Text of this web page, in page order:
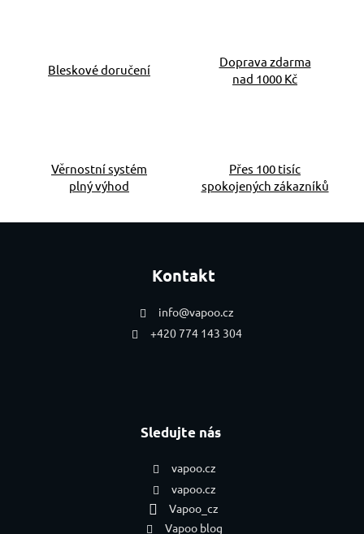
Bleskové doručení
Doprava zdarma
nad 1000 Kč
Věrnostní systém
plný výhod
Přes 100 tisíc
spokojených zákazníků
Kontakt
info@vapoo.cz
+420 774 143 304
Sledujte nás
vapoo.cz
vapoo.cz
Vapoo_cz
Vapoo blog